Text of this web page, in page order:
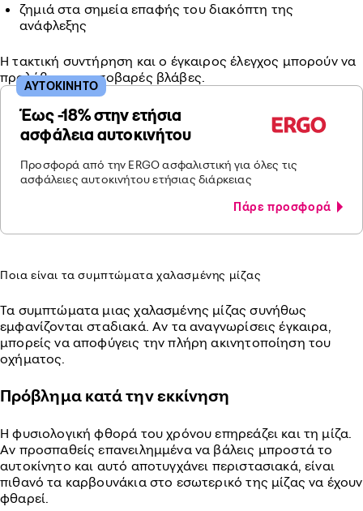
ζημιά στα σημεία επαφής του διακόπτη της
ανάφλεξης
Η τακτική συντήρηση και ο έγκαιρος έλεγχος μπορούν να
προλάβουν πιο σοβαρές βλάβες.
Έως -18% στην ετήσια
ασφάλεια αυτοκινήτου
Προσφορά από την ERGO ασφαλιστική για όλες τις
ασφάλειες αυτοκινήτου ετήσιας διάρκειας
Πάρε προσφορά
ΑΥΤΟΚΙΝΗΤΟ
Ποια είναι τα συμπτώματα χαλασμένης μίζας
Τα συμπτώματα μιας χαλασμένης μίζας συνήθως
εμφανίζονται σταδιακά. Αν τα αναγνωρίσεις έγκαιρα,
μπορείς να αποφύγεις την πλήρη ακινητοποίηση του
οχήματος.
Πρόβλημα κατά την εκκίνηση
Η φυσιολογική φθορά του χρόνου επηρεάζει και τη μίζα.
Αν προσπαθείς επανειλημμένα να βάλεις μπροστά το
αυτοκίνητο και αυτό αποτυγχάνει περιστασιακά, είναι
πιθανό τα καρβουνάκια στο εσωτερικό της μίζας να έχουν
φθαρεί.